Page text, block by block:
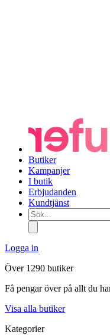
Butiker
Kampanjer
I butik
Erbjudanden
Kundtjänst
Sök...
Logga in
Över 1290 butiker
Få pengar över på allt du
Visa alla butiker
Kategorier